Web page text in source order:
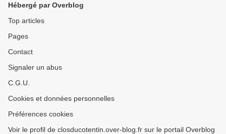
Hébergé par Overblog
Top articles
Pages
Contact
Signaler un abus
C.G.U.
Cookies et données personnelles
Préférences cookies
Voir le profil de closducotentin.over-blog.fr sur le portail Overblog